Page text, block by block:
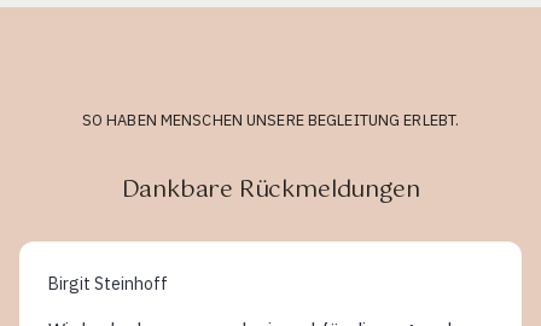
SO HABEN MENSCHEN UNSERE BEGLEITUNG ERLEBT.
Dankbare Rückmeldungen
Birgit Steinhoff